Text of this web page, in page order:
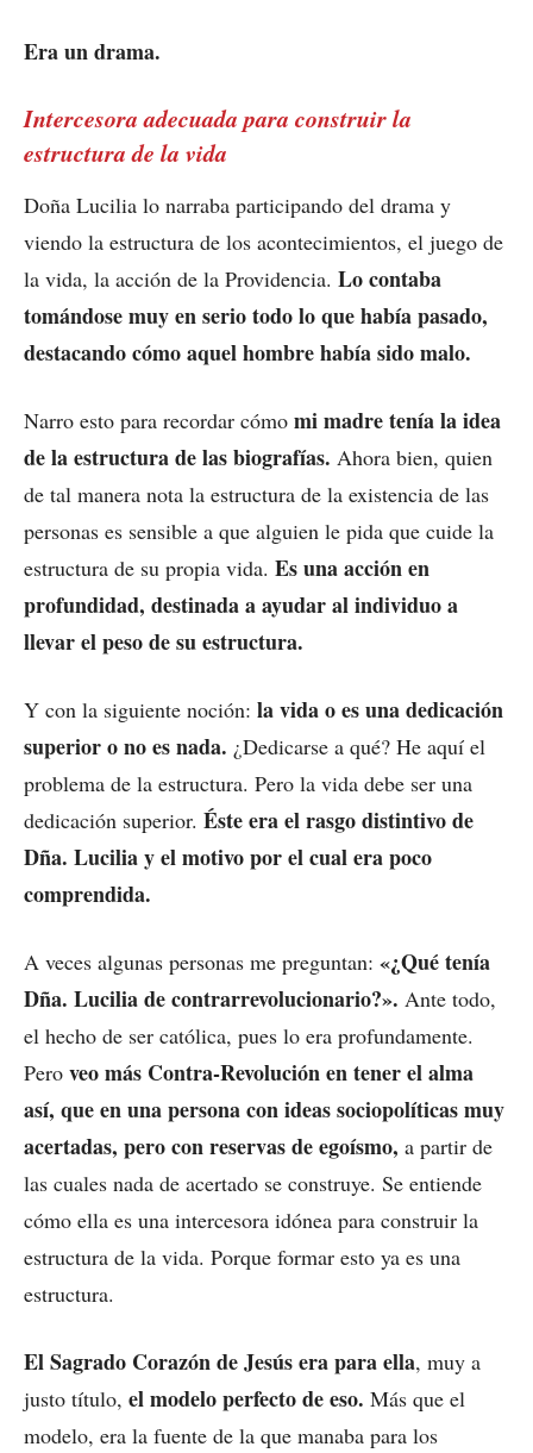
Era un drama.
Intercesora adecuada para construir la
estructura de la vida
Doña Lucilia lo narraba participando del drama y
viendo la estructura de los acontecimientos, el juego de
la vida, la acción de la Providencia. Lo contaba
tomándose muy en serio todo lo que había pasado,
destacando cómo aquel hombre había sido malo.
Narro esto para recordar cómo mi madre tenía la idea
de la estructura de las biografías. Ahora bien, quien
de tal manera nota la estructura de la existencia de las
personas es sensible a que alguien le pida que cuide la
estructura de su propia vida. Es una acción en
profundidad, destinada a ayudar al individuo a
llevar el peso de su estructura.
Y con la siguiente noción: la vida o es una dedicación
superior o no es nada. ¿Dedicarse a qué? He aquí el
problema de la estructura. Pero la vida debe ser una
dedicación superior. Éste era el rasgo distintivo de
Dña. Lucilia y el motivo por el cual era poco
comprendida.
A veces algunas personas me preguntan: «¿Qué tenía
Dña. Lucilia de contrarrevolucionario?». Ante todo,
el hecho de ser católica, pues lo era profundamente.
Pero veo más Contra-Revolución en tener el alma
así, que en una persona con ideas sociopolíticas muy
acertadas, pero con reservas de egoísmo, a partir de
las cuales nada de acertado se construye. Se entiende
cómo ella es una intercesora idónea para construir la
estructura de la vida. Porque formar esto ya es una
estructura.
El Sagrado Corazón de Jesús era para ella, muy a
justo título, el modelo perfecto de eso. Más que el
modelo, era la fuente de la que manaba para los